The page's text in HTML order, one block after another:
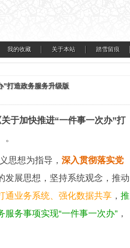
我的收藏 关于本站 踏雪留痕
”打造政务服务升级版
关于加快推进“一件事一次办”打
思想为指导， 深入贯彻落实党
发展思想，坚持系统观念，推动
通业务系统、强化数据共享 ， 推
务事项实现“一件事一次办” ，